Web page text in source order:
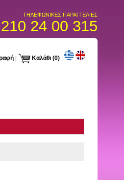
ΤΗΛΕΦΩΝΙΚΕΣ ΠΑΡΑΓΓΕΛΙΕΣ
24 00 315
Καλάθι (0) |